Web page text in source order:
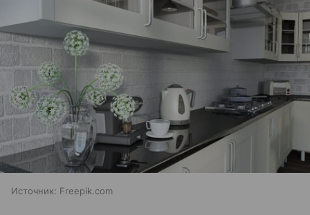
Источник: Freepik.com